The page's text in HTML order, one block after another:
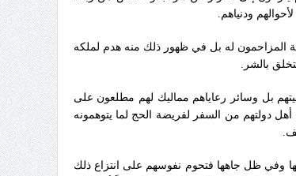
ودنياهم‏.‏
المزاحمون له بل في ظهور ذلك منه هدم لملكه
بالشر‏.‏
بل وسائر رعاياهم مماليك لهم مطلعون على
دولتهم من السفر لفريضة الحج لما يتوهمونه
وفي ظل جاهها فتحوم نفوسهم على انتزاع ذلك